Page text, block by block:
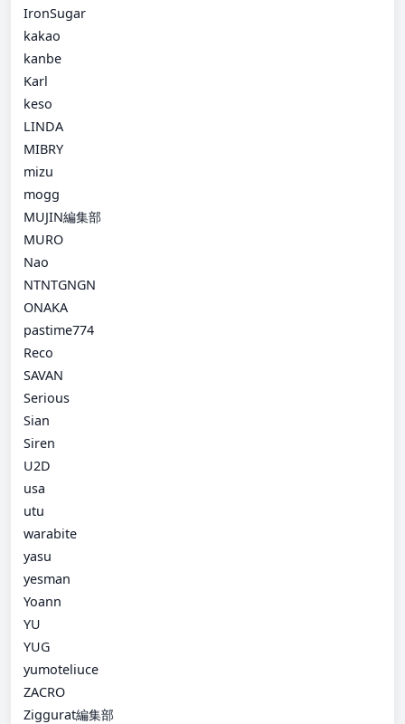
IronSugar
kakao
kanbe
Karl
keso
LINDA
MIBRY
mizu
mogg
MUJIN編集部
MURO
Nao
NTNTGNGN
ONAKA
pastime774
Reco
SAVAN
Serious
Sian
Siren
U2D
usa
utu
warabite
yasu
yesman
Yoann
YU
YUG
yumoteliuce
ZACRO
Ziggurat編集部